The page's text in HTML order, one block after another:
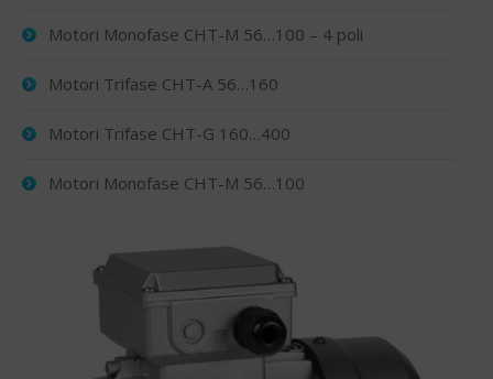
Motori Monofase CHT-M 56…100 – 4 poli
Motori Trifase CHT-A 56…160
Motori Trifase CHT-G 160…400
Motori Monofase CHT-M 56…100